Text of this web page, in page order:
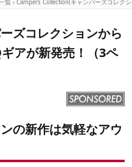
覧 › Campers Collection(キャンパーズコレク
ズコレクションから
アが新発売！（3ペ
の新作は気軽なアウ